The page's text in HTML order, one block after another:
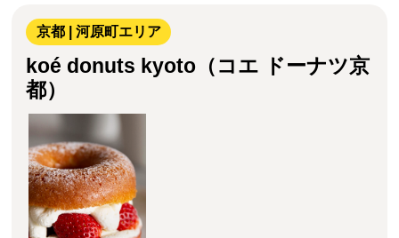
京都 | 河原町エリア
koé donuts kyoto（コエ ドーナツ京
都）